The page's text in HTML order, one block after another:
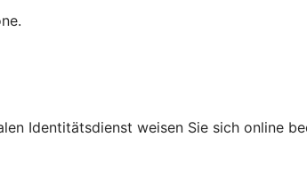
Identitätsdienst weisen Sie sich online